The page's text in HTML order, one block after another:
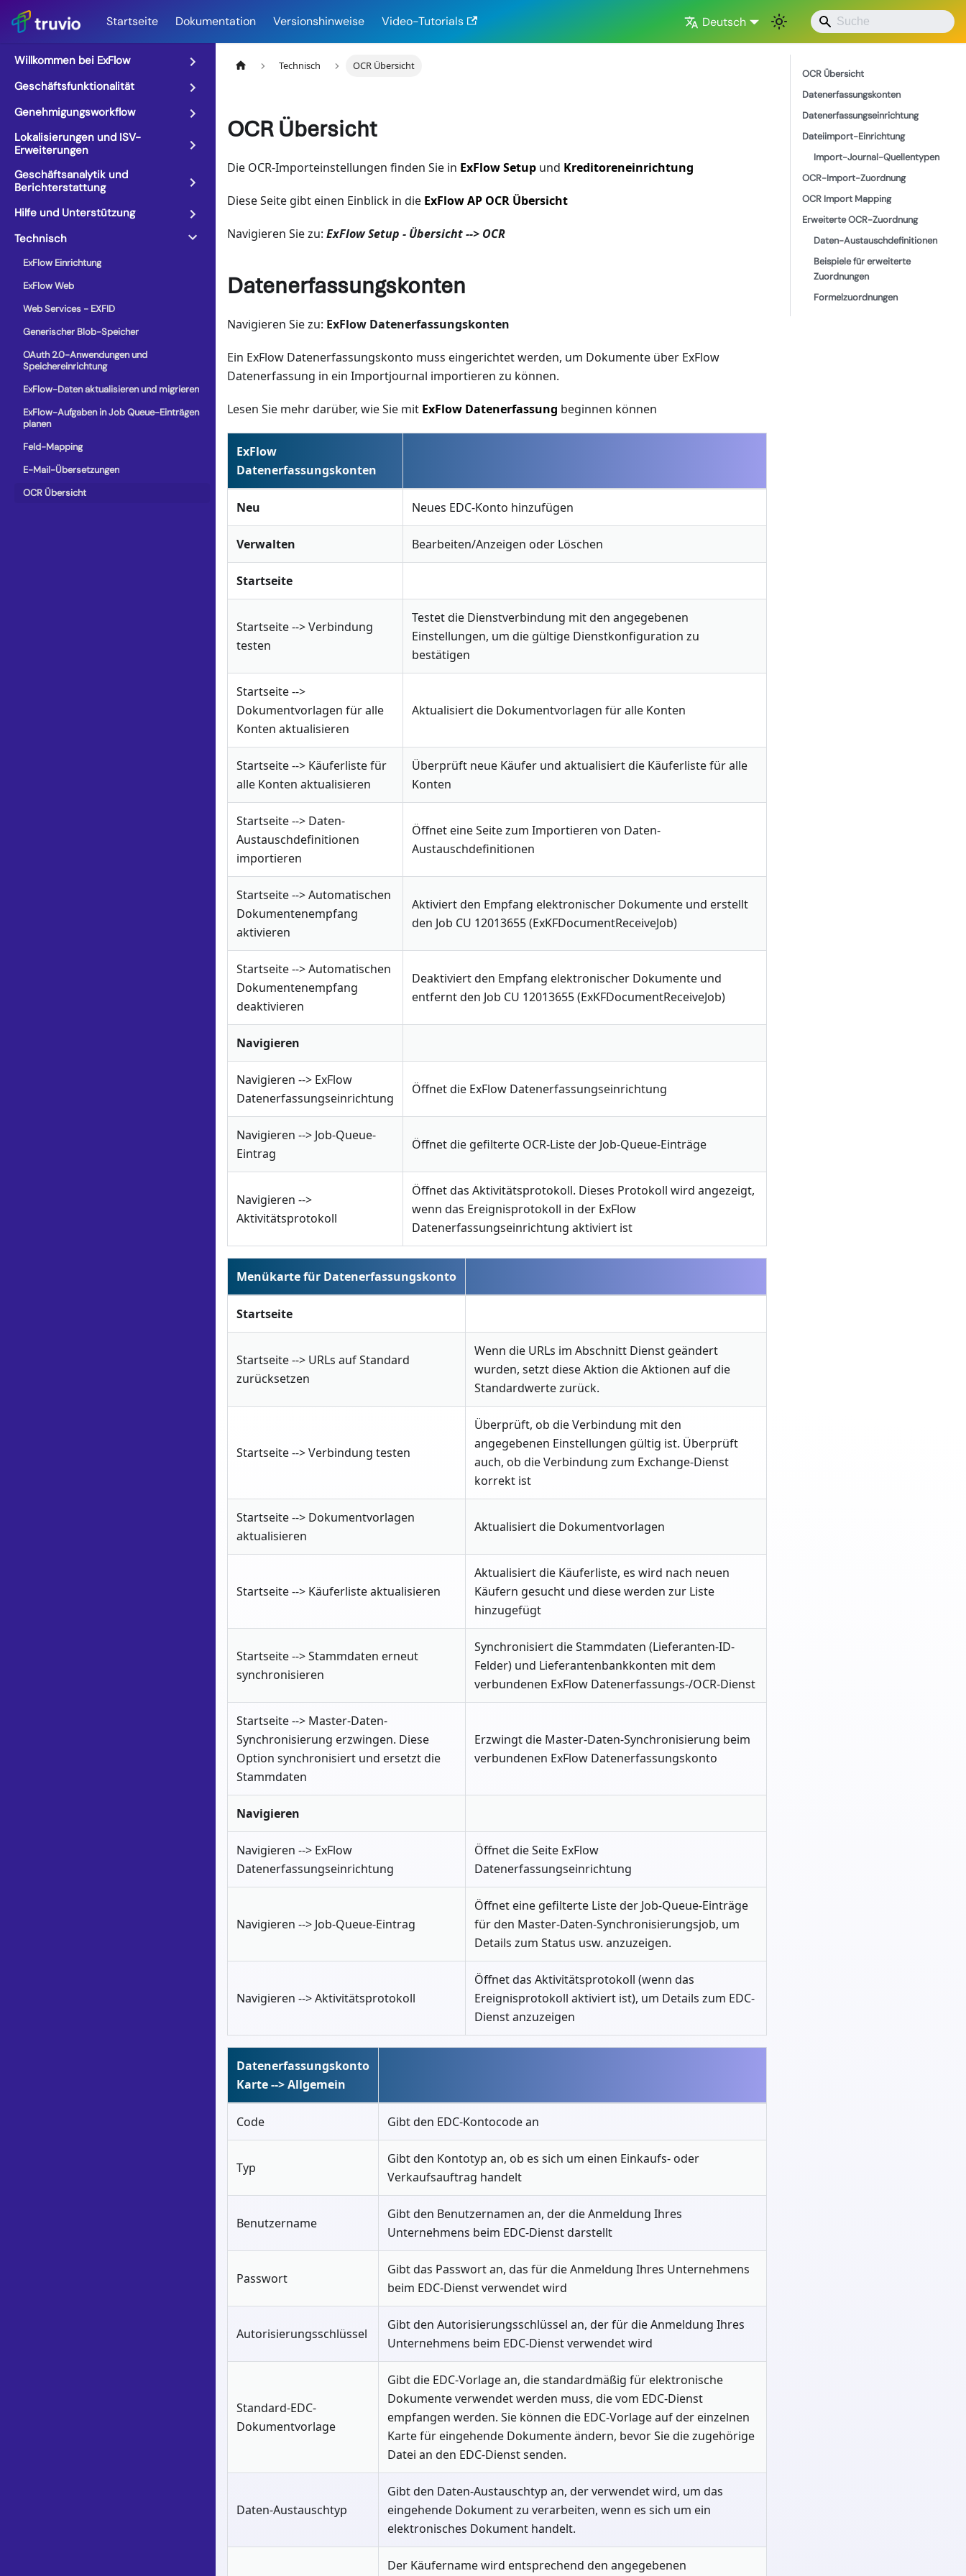
Startseite Dokumentation Versionshinweise Video-Tutorials Deutsch
Willkommen bei ExFlow
Geschäftsfunktionalität
Genehmigungsworkflow
Lokalisierungen und ISV-
Erweiterungen
Geschäftsanalytik und
Berichterstattung
Hilfe und Unterstützung
Technisch
ExFlow Einrichtung
ExFlow Web
Web Services - EXFID
Generischer Blob-Speicher
OAuth 2.0-Anwendungen und
Speichereinrichtung
ExFlow-Daten aktualisieren und migrieren
ExFlow-Aufgaben in Job Queue-Einträgen
planen
Feld-Mapping
E-Mail-Übersetzungen
OCR Übersicht
Technisch OCR Übersicht
OCR Übersicht
Die OCR-Importeinstellungen finden Sie in ExFlow Setup und Kreditoreneinrichtung
Diese Seite gibt einen Einblick in die ExFlow AP OCR Übersicht
Navigieren Sie zu: ExFlow Setup - Übersicht --> OCR
Datenerfassungskonten
Navigieren Sie zu: ExFlow Datenerfassungskonten
Ein ExFlow Datenerfassungskonto muss eingerichtet werden, um Dokumente über ExFlow
Datenerfassung in ein Importjournal importieren zu können.
Lesen Sie mehr darüber, wie Sie mit ExFlow Datenerfassung beginnen können
ExFlow
Datenerfassungskonten
Neu Neues EDC-Konto hinzufügen
Verwalten Bearbeiten/Anzeigen oder Löschen
Startseite
Startseite --> Verbindung
testen
Testet die Dienstverbindung mit den angegebenen
Einstellungen, um die gültige Dienstkonfiguration zu
bestätigen
Startseite -->
Dokumentvorlagen für alle
Konten aktualisieren
Aktualisiert die Dokumentvorlagen für alle Konten
Startseite --> Käuferliste für
alle Konten aktualisieren
Überprüft neue Käufer und aktualisiert die Käuferliste für alle
Konten
Startseite --> Daten-
Austauschdefinitionen
importieren
Öffnet eine Seite zum Importieren von Daten-
Austauschdefinitionen
Startseite --> Automatischen
Dokumentenempfang
aktivieren
Aktiviert den Empfang elektronischer Dokumente und erstellt
den Job CU 12013655 (ExKFDocumentReceiveJob)
Startseite --> Automatischen
Dokumentenempfang
deaktivieren
Deaktiviert den Empfang elektronischer Dokumente und
entfernt den Job CU 12013655 (ExKFDocumentReceiveJob)
Navigieren
Navigieren --> ExFlow
Datenerfassungseinrichtung
Öffnet die ExFlow Datenerfassungseinrichtung
Navigieren --> Job-Queue-
Eintrag
Öffnet die gefilterte OCR-Liste der Job-Queue-Einträge
Navigieren -->
Aktivitätsprotokoll
Öffnet das Aktivitätsprotokoll. Dieses Protokoll wird angezeigt,
wenn das Ereignisprotokoll in der ExFlow
Datenerfassungseinrichtung aktiviert ist
Menükarte für Datenerfassungskonto
Startseite
Startseite --> URLs auf Standard
zurücksetzen
Wenn die URLs im Abschnitt Dienst geändert
wurden, setzt diese Aktion die Aktionen auf die
Standardwerte zurück.
Startseite --> Verbindung testen
Überprüft, ob die Verbindung mit den
angegebenen Einstellungen gültig ist. Überprüft
auch, ob die Verbindung zum Exchange-Dienst
korrekt ist
Startseite --> Dokumentvorlagen
aktualisieren
Aktualisiert die Dokumentvorlagen
Startseite --> Käuferliste aktualisieren
Aktualisiert die Käuferliste, es wird nach neuen
Käufern gesucht und diese werden zur Liste
hinzugefügt
Startseite --> Stammdaten erneut
synchronisieren
Synchronisiert die Stammdaten (Lieferanten-ID-
Felder) und Lieferantenbankkonten mit dem
verbundenen ExFlow Datenerfassungs-/OCR-Dienst
Startseite --> Master-Daten-
Synchronisierung erzwingen. Diese
Option synchronisiert und ersetzt die
Stammdaten
Erzwingt die Master-Daten-Synchronisierung beim
verbundenen ExFlow Datenerfassungskonto
Navigieren
Navigieren --> ExFlow
Datenerfassungseinrichtung
Öffnet die Seite ExFlow
Datenerfassungseinrichtung
Navigieren --> Job-Queue-Eintrag
Öffnet eine gefilterte Liste der Job-Queue-Einträge
für den Master-Daten-Synchronisierungsjob, um
Details zum Status usw. anzuzeigen.
Navigieren --> Aktivitätsprotokoll
Öffnet das Aktivitätsprotokoll (wenn das
Ereignisprotokoll aktiviert ist), um Details zum EDC-
Dienst anzuzeigen
Datenerfassungskonto
Karte --> Allgemein
Code Gibt den EDC-Kontocode an
Typ
Gibt den Kontotyp an, ob es sich um einen Einkaufs- oder
Verkaufsauftrag handelt
Benutzername
Gibt den Benutzernamen an, der die Anmeldung Ihres
Unternehmens beim EDC-Dienst darstellt
Passwort
Gibt das Passwort an, das für die Anmeldung Ihres Unternehmens
beim EDC-Dienst verwendet wird
Autorisierungsschlüssel
Gibt den Autorisierungsschlüssel an, der für die Anmeldung Ihres
Unternehmens beim EDC-Dienst verwendet wird
Standard-EDC-
Dokumentvorlage
Gibt die EDC-Vorlage an, die standardmäßig für elektronische
Dokumente verwendet werden muss, die vom EDC-Dienst
empfangen werden. Sie können die EDC-Vorlage auf der einzelnen
Karte für eingehende Dokumente ändern, bevor Sie die zugehörige
Datei an den EDC-Dienst senden.
Daten-Austauschtyp
Gibt den Daten-Austauschtyp an, der verwendet wird, um das
eingehende Dokument zu verarbeiten, wenn es sich um ein
elektronisches Dokument handelt.
Der Käufername wird entsprechend den angegebenen
OCR Übersicht
Datenerfassungskonten
Datenerfassungseinrichtung
Dateiimport-Einrichtung
Import-Journal-Quellentypen
OCR-Import-Zuordnung
OCR Import Mapping
Erweiterte OCR-Zuordnung
Daten-Austauschdefinitionen
Beispiele für erweiterte
Zuordnungen
Formelzuordnungen